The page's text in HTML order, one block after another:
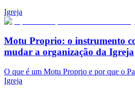
Igreja
Motu Proprio: o instrumento
mudar a organização da Igreja
O que é um Motu Proprio e por que o
Igreja